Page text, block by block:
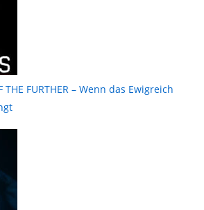
THE FURTHER – Wenn das Ewigreich